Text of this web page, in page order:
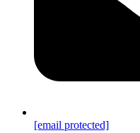
[email protected]